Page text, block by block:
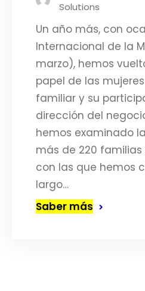
Solutions
Un año más, con
Internacional de la
marzo), hemos
papel de las
familiar y su
dirección del
hemos examinado
más de 220
con las que hemos
largo…
Saber más